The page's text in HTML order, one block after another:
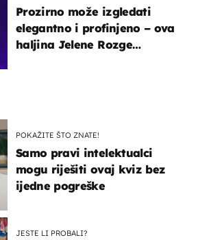
POKAŽITE ŠTO ZNATE!
Samo pravi intelektualci
mogu riješiti ovaj kviz bez
ijedne pogreške
JESTE LI PROBALI?
Prozirno može izgledati
elegantno i profinjeno – ova
haljina Jelene Rozge